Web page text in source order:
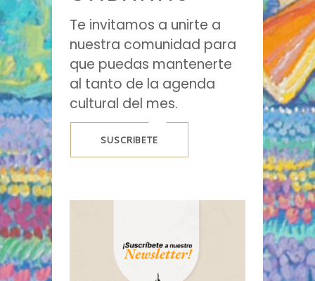
Te invitamos a unirte a
nuestra comunidad para
que puedas mantenerte
al tanto de la agenda
cultural del mes.
SUSCRIBETE